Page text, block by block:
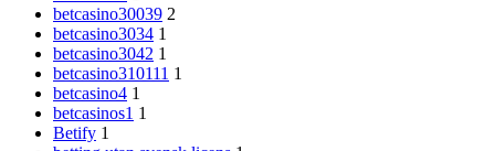
betcasino30039 2
betcasino3034 1
betcasino3042 1
betcasino310111 1
betcasino4 1
betcasinos1 1
Betify 1